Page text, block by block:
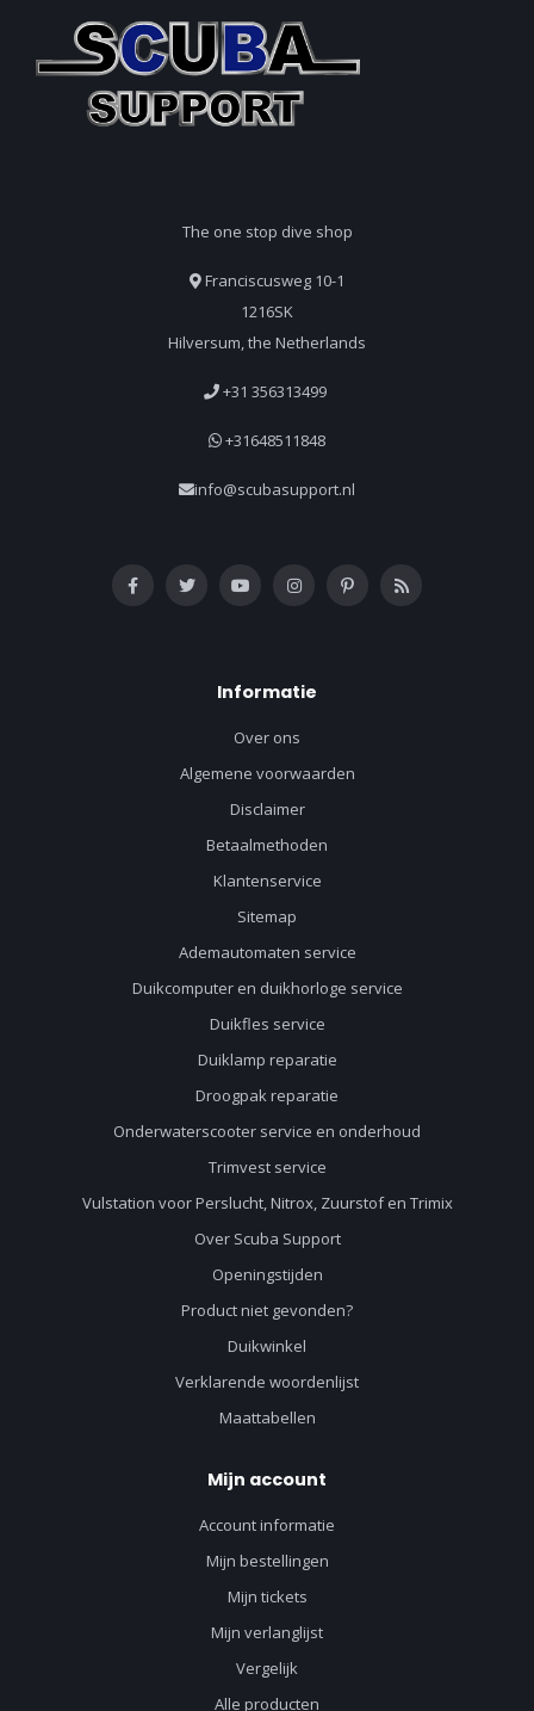
The one stop dive shop
Franciscusweg 10-1
1216SK
Hilversum, the Netherlands
+31 356313499
+31648511848
info@scubasupport.nl
Informatie
Over ons
Algemene voorwaarden
Disclaimer
Betaalmethoden
Klantenservice
Sitemap
Ademautomaten service
Duikcomputer en duikhorloge service
Duikfles service
Duiklamp reparatie
Droogpak reparatie
Onderwaterscooter service en onderhoud
Trimvest service
Vulstation voor Perslucht, Nitrox, Zuurstof en Trimix
Over Scuba Support
Openingstijden
Product niet gevonden?
Duikwinkel
Verklarende woordenlijst
Maattabellen
Mijn account
Account informatie
Mijn bestellingen
Mijn tickets
Mijn verlanglijst
Vergelijk
Alle producten